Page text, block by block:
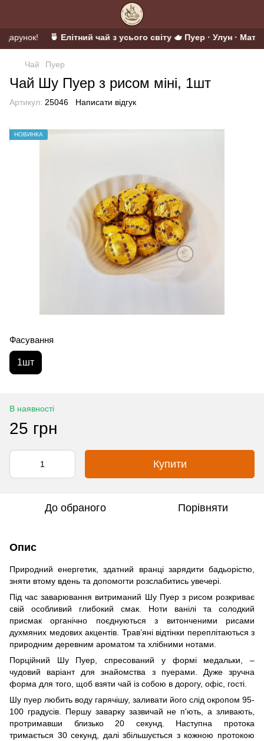
🍵 Елітний чай з усього світу 🫖 Пуер · Улун ·
Чай Пуер
Чай Шу Пуер з рисом міні, 1шт
Артикул: 25046 Написати відгук
НОВИНКА
Фасування
1шт
В наявності
25 грн
Купити
До обраного Порівняти
Опис
Природний енергетик, здатний вранці зарядити бадьорістю,
зняти втому вдень та допомогти розслабитись увечері.
Під час заварювання витриманий Шу Пуер з рисом розкриває
свій особливий глибокий смак. Ноти ванілі та солодкий
присмак органічно поєднуються з витонченими рисами
духмяних медових акцентів. Трав’яні відтінки переплітаються з
природним деревним ароматом та хлібними нотами.
Порційний Шу Пуер, спресований у формі медальки, –
чудовий варіант для знайомства з пуерами. Дуже зручна
форма для того, щоб взяти чай із собою в дорогу, офіс, гості.
Шу пуер любить воду гарячішу, заливати його слід окропом 95-
100 градусів. Першу заварку зазвичай не п'ють, а зливають,
протримавши близько 20 секунд. Наступна протока
тримається 30 секунд, далі збільшується з кожною протокою